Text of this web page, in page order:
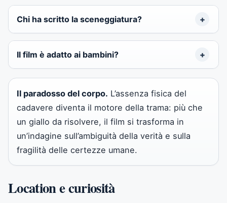
Chi ha scritto la sceneggiatura?
Il film è adatto ai bambini?
Il paradosso del corpo. L’assenza fisica del
cadavere diventa il motore della trama: più che
un giallo da risolvere, il film si trasforma in
un’indagine sull’ambiguità della verità e sulla
fragilità delle certezze umane.
Location e curiosità